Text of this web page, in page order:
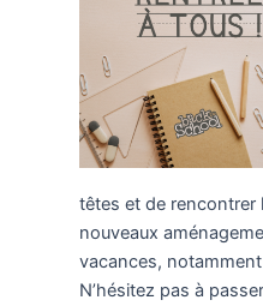
têtes et de rencontrer
nouveaux
vacances,
N’hésitez pas à